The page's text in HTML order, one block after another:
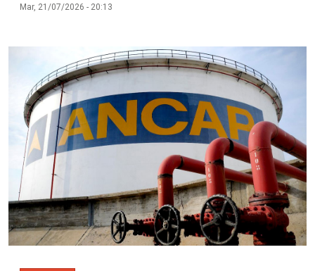
Mar, 21/07/2026 - 20:13